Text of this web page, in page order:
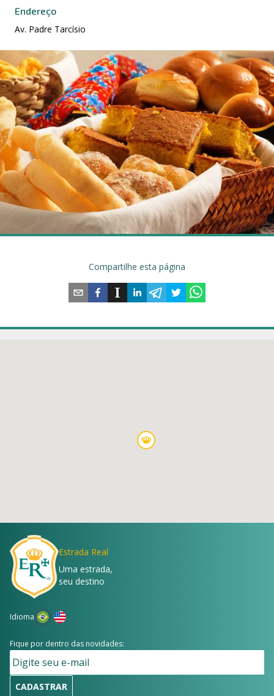
Endereço
Av. Padre Tarcísio
Compartilhe esta página
Estrada Real
Uma estrada,
seu destino
Idioma
Fique por dentro das novidades:
CADASTRAR